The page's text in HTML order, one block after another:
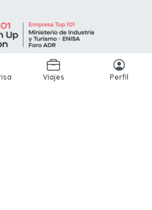
Viajes Perfil